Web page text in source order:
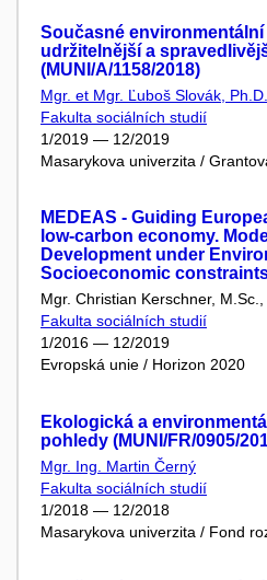
Současné environmentální
udržitelnější a
(MUNI/A/1158/2018)
Mgr. et Mgr. Ľuboš Slovák, Ph.D.
Fakulta sociálních studií
1/2019 — 12/2019
Masarykova univerzita /
MEDEAS - Guiding
low-carbon economy.
Development under
Socioeconomic
Mgr. Christian Kerschner, M.Sc.,
Fakulta sociálních studií
1/2016 — 12/2019
Evropská unie / Horizon 2020
Ekologická a
pohledy (MUNI/FR/0905/
Mgr. Ing. Martin Černý
Fakulta sociálních studií
1/2018 — 12/2018
Masarykova univerzita / Fond